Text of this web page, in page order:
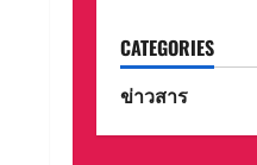
CATEGORIES
ข่าวสาร